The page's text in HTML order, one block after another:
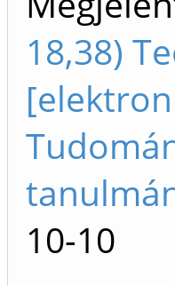
18,38)
[
10-10